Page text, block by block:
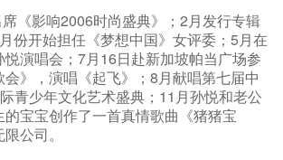
《影响2006时尚盛典》；2月发行专辑
份开始担任《梦想中国》女评委；5月在
悦演唱会；7月16日赴新加坡帕当广场参
》，演唱《起飞》；8月献唱第七届中
青少年文化艺术盛典；11月孙悦和老公
宝宝创作了一首真情歌曲《猪猪宝
公司。